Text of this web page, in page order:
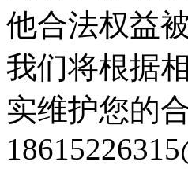
他合法权益
我们将根据
实维护您的